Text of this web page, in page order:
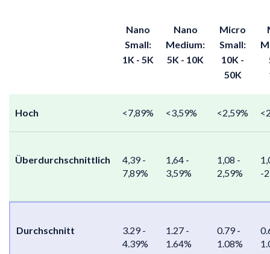
Nano
Small:
1K - 5K
Nano
Medium:
5K - 10K
Micro
Small:
10K -
50K
Hoch <7,89% <3,59% <2,59%
Überdurchschnittlich
4,39 -
7,89%
1,64 -
3,59%
1,08 -
2,59%
-
Durchschnitt
3.29 -
4.39%
1.27 -
1.64%
0.79 -
1.08%